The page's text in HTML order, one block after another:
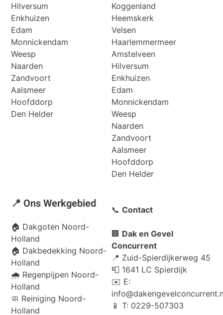
Hilversum
Enkhuizen
Edam
Monnickendam
Weesp
Naarden
Zandvoort
Aalsmeer
Hoofddorp
Den Helder
Koggenland
Heemskerk
Velsen
Haarlemmermeer
Amstelveen
Hilversum
Enkhuizen
Edam
Monnickendam
Weesp
Naarden
Zandvoort
Aalsmeer
Hoofddorp
Den Helder
📍 Ons Werkgebied
🏠 Dakgoten Noord-
Holland
🏠 Dakbedekking Noord-
Holland
🌧️ Regenpijpen Noord-
Holland
🧼 Reiniging Noord-
Holland
📞 Contact
🏢 Dak en Gevel
Concurrent
📍 Zuid-Spierdijkerweg 45
📮 1641 LC Spierdijk
✉️ E:
📱 T: 0229-507303